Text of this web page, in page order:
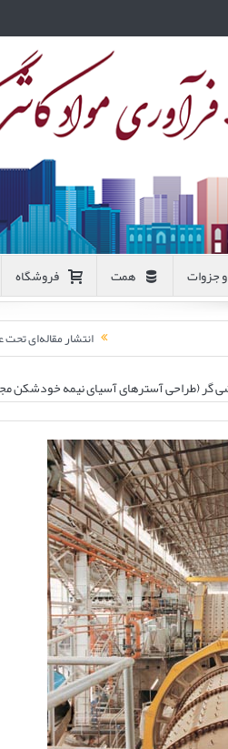
جزوات همت فروشگاه
انتشار مقاله‌ای
گر (طراحی آسترهای آسیای نیمه